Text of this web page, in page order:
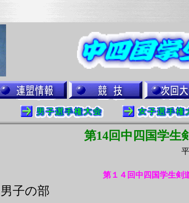
第14回中四国学生
第１４回中四国学生剣
男子の部